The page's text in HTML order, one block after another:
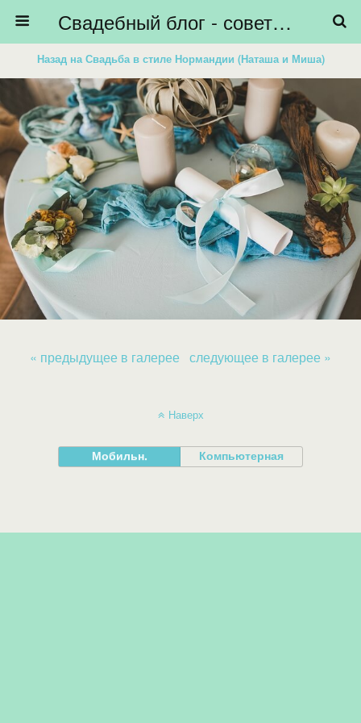
Свадебный блог - советы невестам, подготовка к свадьбе - HiBride
Назад на Свадьба в стиле Нормандии (Наташа и Миша)
« предыдущее в галерее следующее в галерее »
Наверх
Мобильн. Компьютерная